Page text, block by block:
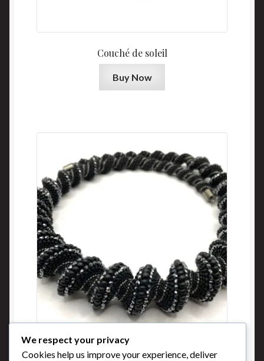
Couché de soleil
Buy Now
Hématite
We respect your privacy
Cookies help us improve your experience, deliver